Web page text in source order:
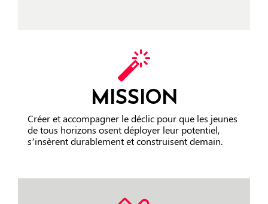
MISSION
Créer et accompagner le déclic pour que les jeunes
de tous horizons osent déployer leur potentiel,
s’insèrent durablement et construisent demain.